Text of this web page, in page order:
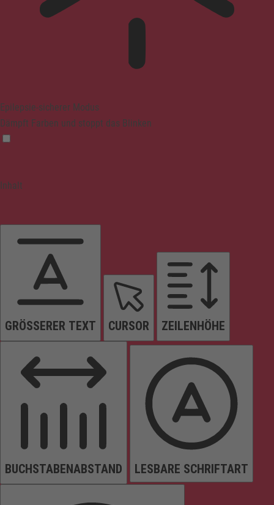
Epilepsie-sicherer Modus
Dämpft Farben und stoppt das Blinken
Inhalt
GRÖSSERER TEXT CURSOR ZEILENHÖHE
BUCHSTABENABSTAND LESBARE SCHRIFTART